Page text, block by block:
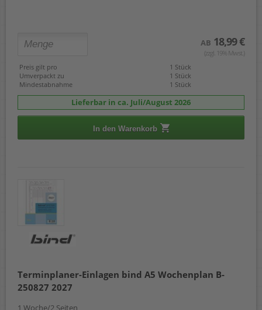
AB 18,99 €
(zzgl. 19% Mwst.)
Preis gilt pro
1 Stück
Umverpackt zu
1 Stück
Mindestabnahme
1 Stück
Lieferbar in ca. Juli/August 2026
In den Warenkorb
Terminplaner-Einlagen bind A5 Wochenplan B-
250827 2027
1 Woche/2 Seiten